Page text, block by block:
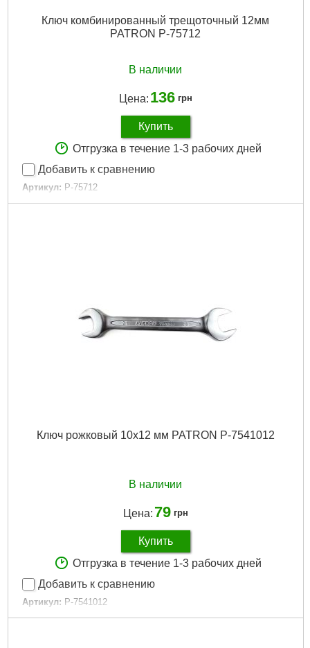
Ключ комбинированный трещоточный 12мм
PATRON P-75712
В наличии
Цена: 136 грн
Купить
Отгрузка в течение 1-3 рабочих дней
Добавить к сравнению
Артикул: P-75712
Код товара: 28.94.07
Ключ рожковый 10x12 мм PATRON P-7541012
В наличии
Цена: 79 грн
Купить
Отгрузка в течение 1-3 рабочих дней
Добавить к сравнению
Артикул: P-7541012
Код товара: 28.93.77